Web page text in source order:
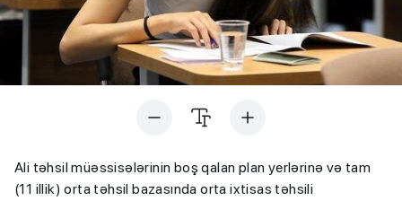
Ali təhsil müəssisələrinin boş qalan plan yerlərinə və tam
(11 illik) orta təhsil bazasında orta ixtisas təhsili